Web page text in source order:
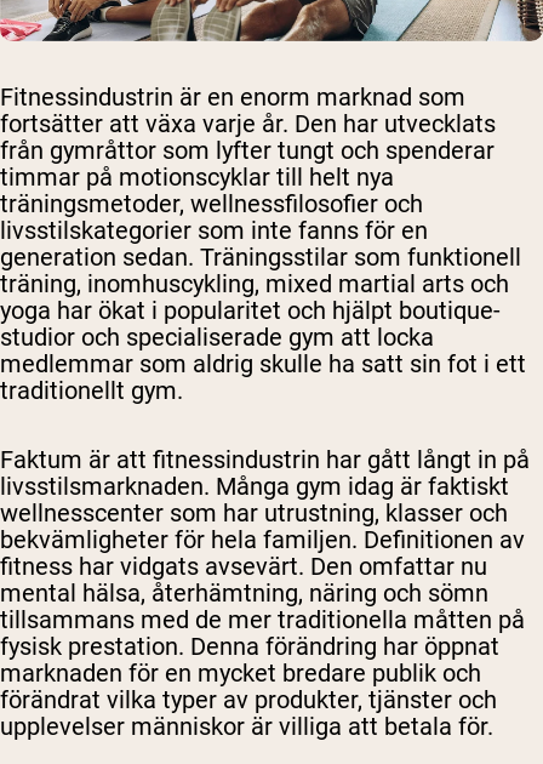
Fitnessindustrin är en enorm marknad som
fortsätter att växa varje år. Den har utvecklats
från gymråttor som lyfter tungt och spenderar
timmar på motionscyklar till helt nya
träningsmetoder, wellnessfilosofier och
livsstilskategorier som inte fanns för en
generation sedan. Träningsstilar som funktionell
träning, inomhuscykling, mixed martial arts och
yoga har ökat i popularitet och hjälpt boutique-
studior och specialiserade gym att locka
medlemmar som aldrig skulle ha satt sin fot i ett
traditionellt gym.
Faktum är att fitnessindustrin har gått långt in på
livsstilsmarknaden. Många gym idag är faktiskt
wellnesscenter som har utrustning, klasser och
bekvämligheter för hela familjen. Definitionen av
fitness har vidgats avsevärt. Den omfattar nu
mental hälsa, återhämtning, näring och sömn
tillsammans med de mer traditionella måtten på
fysisk prestation. Denna förändring har öppnat
marknaden för en mycket bredare publik och
förändrat vilka typer av produkter, tjänster och
upplevelser människor är villiga att betala för.